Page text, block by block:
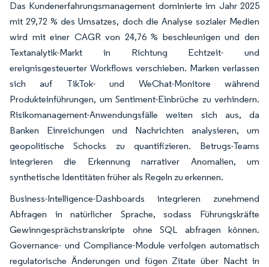
Das Kundenerfahrungsmanagement dominierte im Jahr 2025
mit 29,72 % des Umsatzes, doch die Analyse sozialer Medien
wird mit einer CAGR von 24,76 % beschleunigen und den
Textanalytik-Markt in Richtung Echtzeit- und
ereignisgesteuerter Workflows verschieben. Marken verlassen
sich auf TikTok- und WeChat-Monitore während
Produkteinführungen, um Sentiment-Einbrüche zu verhindern.
Risikomanagement-Anwendungsfälle weiten sich aus, da
Banken Einreichungen und Nachrichten analysieren, um
geopolitische Schocks zu quantifizieren. Betrugs-Teams
integrieren die Erkennung narrativer Anomalien, um
synthetische Identitäten früher als Regeln zu erkennen.
Business-Intelligence-Dashboards integrieren zunehmend
Abfragen in natürlicher Sprache, sodass Führungskräfte
Gewinngesprächstranskripte ohne SQL abfragen können.
Governance- und Compliance-Module verfolgen automatisch
regulatorische Änderungen und fügen Zitate über Nacht in